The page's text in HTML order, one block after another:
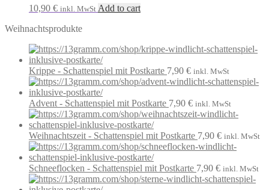
10,90 € inkl. MwSt Add to cart
Weihnachtsprodukte
Krippe - Schattenspiel mit Postkarte 7,90 € inkl. MwSt
Advent - Schattenspiel mit Postkarte 7,90 € inkl. MwSt
Weihnachtszeit - Schattenspiel mit Postkarte 7,90 € inkl. MwSt
Schneeflocken - Schattenspiel mit Postkarte 7,90 € inkl. MwSt